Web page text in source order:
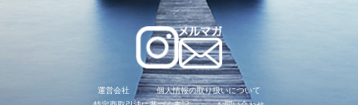
運営会社
個人情報の取り扱いについて